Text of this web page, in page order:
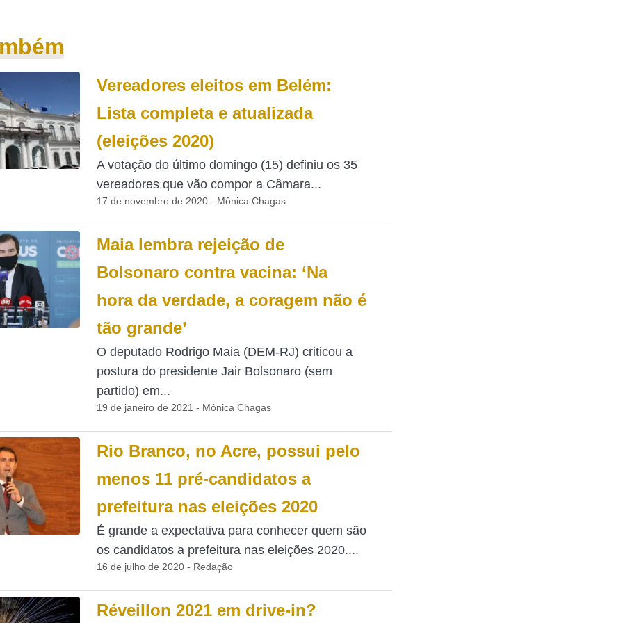
Vereadores eleitos em Belém:
Lista completa e atualizada
(eleições 2020)
A votação do último domingo (15) definiu os 35
vereadores que vão compor a Câmara...
17 de novembro de 2020 - Mônica Chagas
Maia lembra rejeição de
Bolsonaro contra vacina: ‘Na
hora da verdade, a coragem não é
tão grande’
O deputado Rodrigo Maia (DEM-RJ) criticou a
postura do presidente Jair Bolsonaro (sem
partido) em...
19 de janeiro de 2021 - Mônica Chagas
Rio Branco, no Acre, possui pelo
menos 11 pré-candidatos a
prefeitura nas eleições 2020
É grande a expectativa para conhecer quem são
os candidatos a prefeitura nas eleições 2020....
16 de julho de 2020 - Redação
Réveillon 2021 em drive-in?